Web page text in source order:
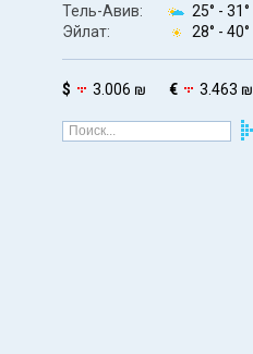
Тель-Авив:
25° - 31°
Эйлат:
28° - 40°
$ 3.006 ₪ € 3.463 ₪